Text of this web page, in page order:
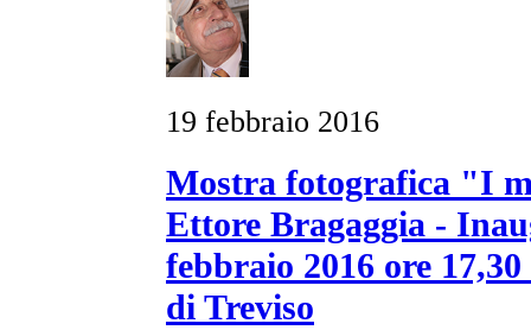
19 febbraio 2016
Mostra fotografica "I
Ettore Bragaggia -
febbraio 2016 ore
di Treviso